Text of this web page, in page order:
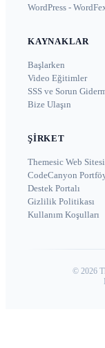
WordPress -
KAYNAKLAR
Başlarken
Video Eğitimler
SSS ve Sorun
Bize Ulaşın
ŞIRKET
Themesic Web Sitesi
CodeCanyon
Destek Portalı
Gizlilik Politikası
Kullanım Koşulları
© 2026